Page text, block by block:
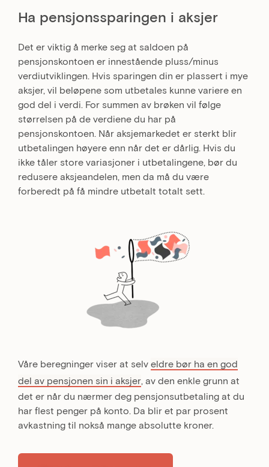
Ha pensjonssparingen i aksjer
Det er viktig å merke seg at saldoen på
pensjonskontoen er innestående pluss/minus
verdiutviklingen. Hvis sparingen din er plassert i mye
aksjer, vil beløpene som utbetales kunne variere en
god del i verdi. For summen av brøken vil følge
størrelsen på de verdiene du har på
pensjonskontoen. Når aksjemarkedet er sterkt blir
utbetalingen høyere enn når det er dårlig. Hvis du
ikke tåler store variasjoner i utbetalingene, bør du
redusere aksjeandelen, men da må du være
forberedt på få mindre utbetalt totalt sett.
Våre beregninger viser at selv eldre bør ha en god
del av pensjonen sin i aksjer, av den enkle grunn at
det er når du nærmer deg pensjonsutbetaling at du
har flest penger på konto. Da blir et par prosent
avkastning til nokså mange absolutte kroner.